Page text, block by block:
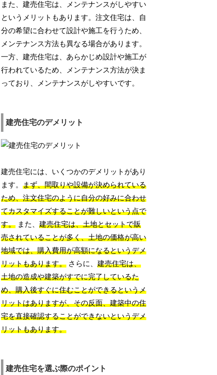
また、建売住宅は、メンテナンスがしやすい
というメリットもあります。注文住宅は、自
分の希望に合わせて設計や施工を行うため、
メンテナンス方法も異なる場合があります。
一方、建売住宅は、あらかじめ設計や施工が
行われているため、メンテナンス方法が決ま
っており、メンテナンスがしやすいです。
建売住宅のデメリット
建売住宅には、いくつかのデメリットがあり
ます。まず、間取りや設備が決められている
ため、注文住宅のように自分の好みに合わせ
てカスタマイズすることが難しいという点で
す。 また、建売住宅は、土地とセットで販
売されていることが多く、土地の価格が高い
地域では、購入費用が高額になるというデメ
リットもあります。 さらに、建売住宅は、
土地の造成や建築がすでに完了しているた
め、購入後すぐに住むことができるというメ
リットはありますが、その反面、建築中の住
宅を直接確認することができないというデメ
リットもあります。
建売住宅を選ぶ際のポイント